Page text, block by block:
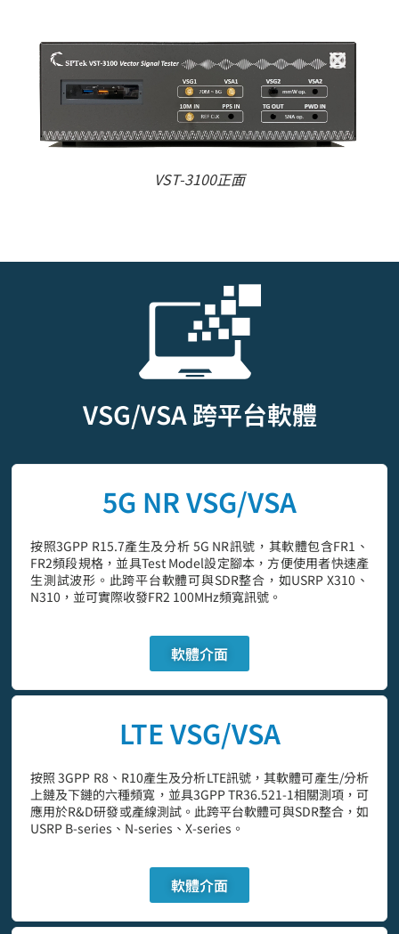
VST-3100正面
VSG/VSA 跨平台軟體
5G NR VSG/VSA
按照3GPP R15.7產生及分析 5G NR訊號，其軟體包含FR1、
FR2頻段規格，並具Test Model設定腳本，方便使用者快速產
生測試波形。此跨平台軟體可與SDR整合，如USRP X310、
N310，並可實際收發FR2 100MHz頻寬訊號。
軟體介面
LTE VSG/VSA
按照 3GPP R8、R10產生及分析LTE訊號，其軟體可產生/分析
上鏈及下鏈的六種頻寬，並具3GPP TR36.521-1相關測項，可
應用於R&D研發或產線測試。此跨平台軟體可與SDR整合，如
USRP B-series、N-series、X-series。
軟體介面